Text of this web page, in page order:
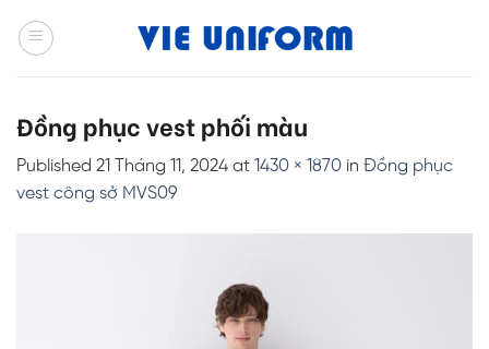
Đồng phục vest phối màu
Published 21 Tháng 11, 2024 at 1430 × 1870 in Đồng phục
vest công sở MVS09